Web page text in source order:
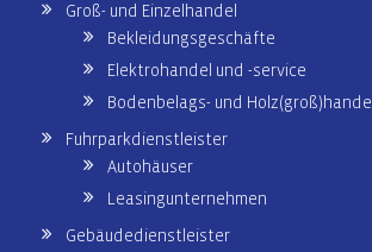
Groß- und Einzelhandel
Bekleidungsgeschäfte
Elektrohandel und -service
Bodenbelags- und Holz(groß)handel
Fuhrparkdienstleister
Autohäuser
Leasingunternehmen
Gebäudedienstleister